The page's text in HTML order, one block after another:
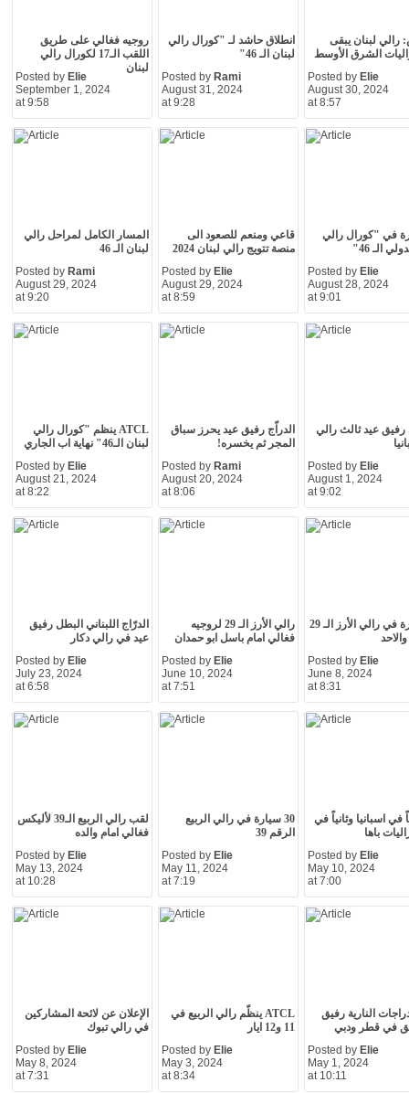
روجيه فغالي على طريق
اللقب الـ17 لكورال رالي
لبنان
Posted by Elie
September 1, 2024
at 9:58
انطلاق حاشد لـ "كورال رالي
لبنان الـ 46"
Posted by Rami
August 31, 2024
at 9:28
لبنان يبقى
الشرق الأوسط
Posted by Elie
August 30, 2024
at 8:57
المسار الكامل لمراحل رالي
لبنان الـ 46
Posted by Rami
August 29, 2024
at 9:20
قاعي ومنعم للصعود الى
منصة تتويج رالي لبنان 2024
Posted by Elie
August 29, 2024
at 8:59
في "كورال رالي
الـ 46"
Posted by Elie
August 28, 2024
at 9:01
ATCL ينظم "كورال رالي
لبنان الـ46" نهاية اب الجاري
Posted by Elie
August 21, 2024
at 8:22
الدراّج رفيق عيد يحرز سباق
المجر ثم يخسره!
Posted by Rami
August 20, 2024
at 8:06
رفيق عيد ثالث رالي
Posted by Elie
August 1, 2024
at 9:02
الدرّاج اللبناني البطل رفيق
عيد في رالي دكار
Posted by Elie
July 23, 2024
at 6:58
رالي الأرز الـ 29 لروجيه
فغالي امام باسل ابو حمدان
Posted by Elie
June 10, 2024
at 7:51
25 سيارة في رالي الأرز الـ 29
Posted by Elie
June 8, 2024
at 8:31
لقب رالي الربيع الـ39 لأليكس
فغالي امام والده
Posted by Elie
May 13, 2024
at 10:28
30 سيارة في رالي الربيع
الرقم 39
Posted by Elie
May 11, 2024
at 7:19
في اسبانيا وثانياً في
باها
Posted by Elie
May 10, 2024
at 7:00
الإعلان عن لائحة المشاركين
في رالي تبوك
Posted by Elie
May 8, 2024
at 7:31
ATCL ينظّم رالي الربيع في
11 و12 ايار
Posted by Elie
May 3, 2024
at 8:34
النارية رفيق
في قطر ودبي
Posted by Elie
May 1, 2024
at 10:11